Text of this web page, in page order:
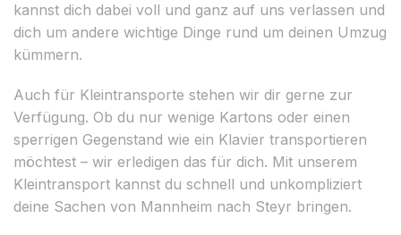
kannst dich dabei voll und ganz auf uns verlassen und
dich um andere wichtige Dinge rund um deinen Umzug
kümmern.
Auch für Kleintransporte stehen wir dir gerne zur
Verfügung. Ob du nur wenige Kartons oder einen
sperrigen Gegenstand wie ein Klavier transportieren
möchtest – wir erledigen das für dich. Mit unserem
Kleintransport kannst du schnell und unkompliziert
deine Sachen von Mannheim nach Steyr bringen.